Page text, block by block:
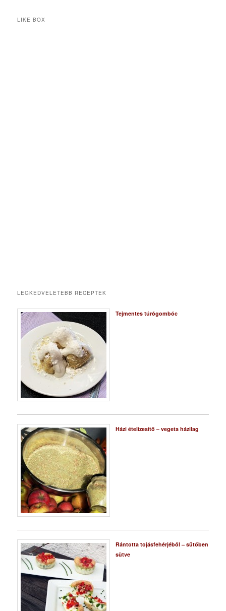
LIKE BOX
LEGKEDVELETEBB RECEPTEK
Tejmentes túrógombóc
Házi ételízesítő – vegeta házilag
Rántotta tojásfehérjéből – sütőben
sütve